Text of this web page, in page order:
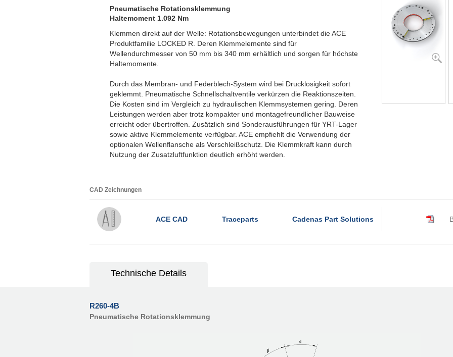
R160-6B
R180-4B
R180-6B
R200-4B
R260-6B
Pneumatische Rotationsklemmung
Haltemoment 1.092 Nm
Klemmen direkt auf der Welle: Rotationsbewegungen unterbindet die ACE
Produktfamilie LOCKED R. Deren Klemmelemente sind für
Wellendurchmesser von 50 mm bis 340 mm erhältlich und sorgen für höchste
Haltemomente.
Durch das Membran- und Federblech-System wird bei Drucklosigkeit sofort
geklemmt. Pneumatische Schnellschaltventile verkürzen die Reaktionszeiten.
Die Kosten sind im Vergleich zu hydraulischen Klemmsystemen gering. Deren
Leistungen werden aber trotz kompakter und montagefreundlicher Bauweise
erreicht oder übertroffen. Zusätzlich sind Sonderausführungen für YRT-Lager
sowie aktive Klemmelemente verfügbar. ACE empfiehlt die Verwendung der
optionalen Wellenflansche als Verschleißschutz. Die Klemmkraft kann durch
Nutzung der Zusatzluftfunktion deutlich erhöht werden.
CAD Zeichnungen
ACE CAD Traceparts Cadenas Part Solutions
Technische Details
R260-4B
Pneumatische Rotationsklemmung